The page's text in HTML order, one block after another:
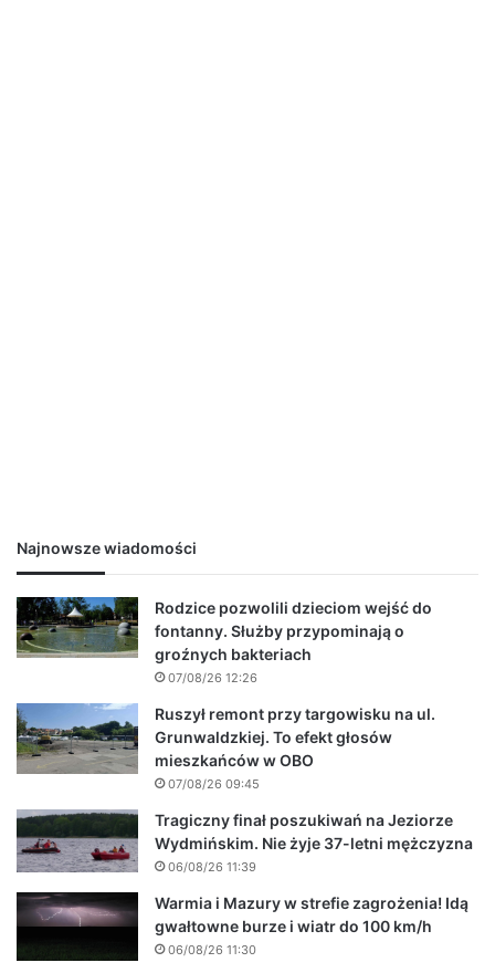
Najnowsze wiadomości
Rodzice pozwolili dzieciom wejść do
fontanny. Służby przypominają o
groźnych bakteriach
07/08/26 12:26
Ruszył remont przy targowisku na ul.
Grunwaldzkiej. To efekt głosów
mieszkańców w OBO
07/08/26 09:45
Tragiczny finał poszukiwań na Jeziorze
Wydmińskim. Nie żyje 37-letni mężczyzna
06/08/26 11:39
Warmia i Mazury w strefie zagrożenia! Idą
gwałtowne burze i wiatr do 100 km/h
06/08/26 11:30